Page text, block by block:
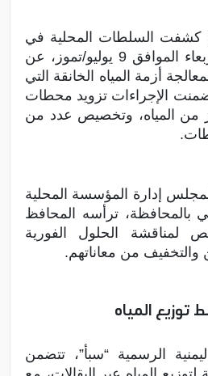
السلطات المحلية في
، يوم الأربعاء الموافق 9 يوليو/تموز، عن
أزمة المياه الخانقة التي
الإجراءات تزويد محطات
500 ألف لتر من المياه، وتخصيص عدد من
إدارة المؤسسة المحلية
بالمحافظة، ترأسه المحافظ
الحلول الفورية
والتخفيف من معاناتهم.
المياه
الرسمية “سبأ”، تتضمن